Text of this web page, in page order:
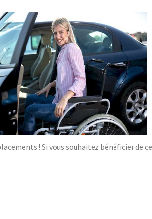
! Si vous souhaitez bénéficier de ce